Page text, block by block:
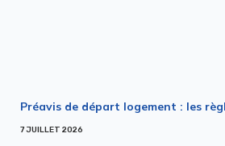
Préavis de départ logement : les
7 JUILLET 2026